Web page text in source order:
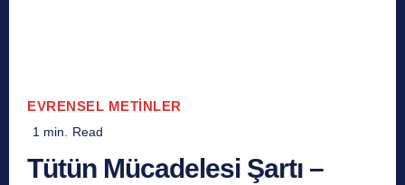
EVRENSEL METINLER
1 min. Read
Tütün Mücadelesi Şartı –